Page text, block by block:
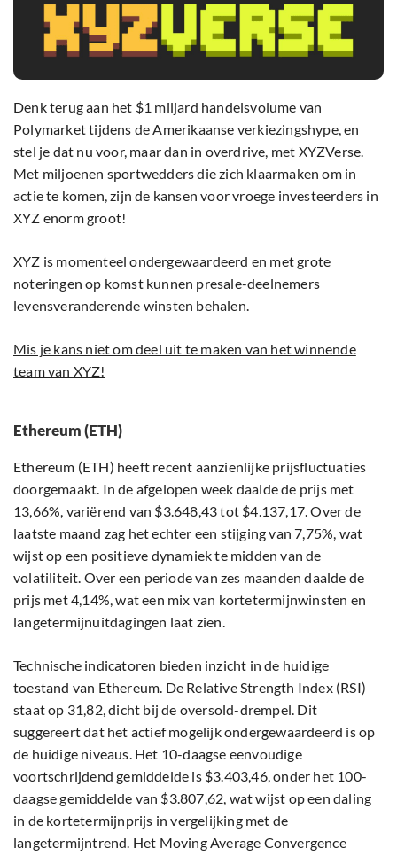
Denk terug aan het $1 miljard handelsvolume van
Polymarket tijdens de Amerikaanse verkiezingshype, en
stel je dat nu voor, maar dan in overdrive, met XYZVerse.
Met miljoenen sportwedders die zich klaarmaken om in
actie te komen, zijn de kansen voor vroege investeerders in
XYZ enorm groot!
XYZ is momenteel ondergewaardeerd en met grote
noteringen op komst kunnen presale-deelnemers
levensveranderende winsten behalen.
Mis je kans niet om deel uit te maken van het winnende
team van XYZ!
Ethereum (ETH)
Ethereum (ETH) heeft recent aanzienlijke prijsfluctuaties
doorgemaakt. In de afgelopen week daalde de prijs met
13,66%, variërend van $3.648,43 tot $4.137,17. Over de
laatste maand zag het echter een stijging van 7,75%, wat
wijst op een positieve dynamiek te midden van de
volatiliteit. Over een periode van zes maanden daalde de
prijs met 4,14%, wat een mix van kortetermijnwinsten en
langetermijnuitdagingen laat zien.
Technische indicatoren bieden inzicht in de huidige
toestand van Ethereum. De Relative Strength Index (RSI)
staat op 31,82, dicht bij de oversold-drempel. Dit
suggereert dat het actief mogelijk ondergewaardeerd is op
de huidige niveaus. Het 10-daagse eenvoudige
voortschrijdend gemiddelde is $3.403,46, onder het 100-
daagse gemiddelde van $3.807,62, wat wijst op een daling
in de kortetermijnprijs in vergelijking met de
langetermijntrend. Het Moving Average Convergence